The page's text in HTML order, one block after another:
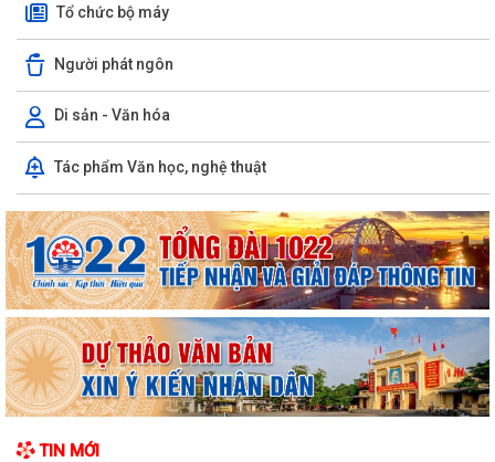
Tổ chức bộ máy
Người phát ngôn
Di sản - Văn hóa
Tác phẩm Văn học, nghệ thuật
TIN MỚI
KHAI MẠC GIẢI BÓNG ĐÁ U10 XÃ TRƯỜNG TÂN HÈ NĂM 2026
Xã Trường Tân triển khai chiến dịch làm sạch dữ liệu y tế và tạo lập Sổ
sức khỏe điện tử trên VNeID
Kỷ niệm 96 năm Ngày truyền thống ngành Tuyên giáo của Đảng
(01/8/1930 - 01/8/2026) Tiếp nối truyền...
PHÁT HUY VAI TRÒ NHÂN DÂN TRONG XÂY DỰNG THÀNH PHỐ
THƯỢNG TÔN PHÁP LUẬT.
liệu dân cư.